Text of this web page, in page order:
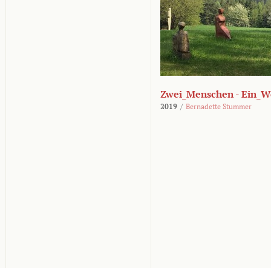
Zwei_Menschen -
2019 / Bernadette Stummer